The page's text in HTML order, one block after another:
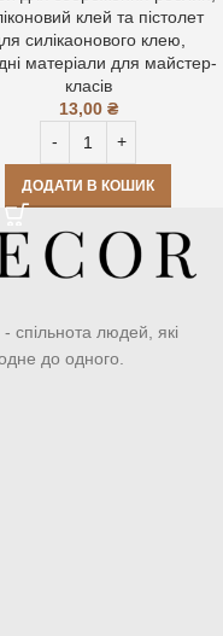
клей та пістолет
силікаонового клею
матеріали для майстер-
класів
13,00 ₴
ДОДАТИ В КОШИК
спільнота людей, які
до одного.